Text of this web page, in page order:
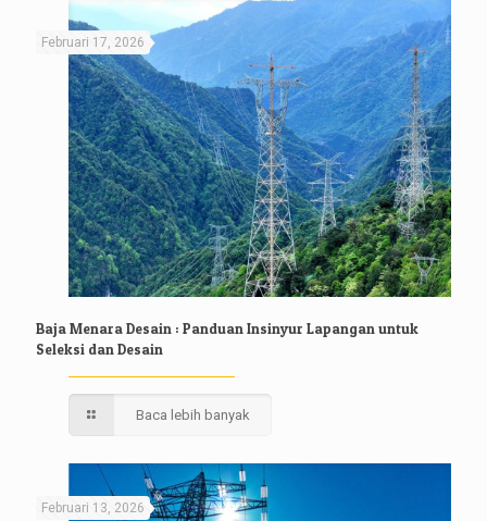
Februari 17, 2026
Baja Menara Desain : Panduan Insinyur Lapangan untuk
Seleksi dan Desain
Baca lebih banyak
Februari 13, 2026